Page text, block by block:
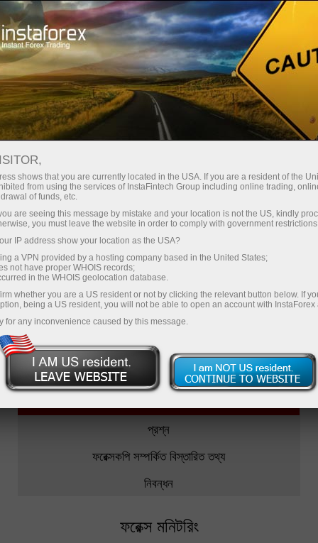
বিনিয়োগকারীদের জন্য ফরেক্সকপি সিস্টেম পর্যবেক্ষণ
ট্রেডিং অ্যাকাউন্ট খুলুন
ডেমো অ্যাকাউন্ট খুলুন
ফরেক্সকপি
সেরা- ৫ ট্রেডার
প্রশ্ন
ফরেক্সকপি সম্পর্কিত বিস্তারিত তথ্য
নিবন্ধন
ফরেক্স মনিটরিং
shows that you are currently located in the USA. If you are a resident of the
from using the services of InstaFintech Group including online trading,
of funds, etc.
are seeing this message by mistake and your location is not the US, kindly
you must leave the website in order to comply with government
IP address show your location as the USA?
a VPN provided by a hosting company based in the United States;
not have proper WHOIS records;
in the WHOIS geolocation database.
whether you are a US resident or not by clicking the relevant button below. If
being a US resident, you will not be able to open an account with InstaForex
for any inconvenience caused by this message.